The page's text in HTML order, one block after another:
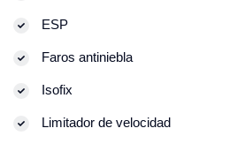
ESP
Faros antiniebla
Isofix
Limitador de velocidad